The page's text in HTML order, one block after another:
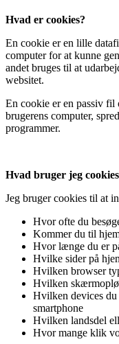
Hvad er cookies?
En cookie er en lille
computer for at kunne
andet bruges til at
websitet.
En cookie er en passiv fil
brugerens computer,
programmer.
Hvad bruger jeg
Jeg bruger cookies til at
Hvor ofte du
Kommer du til
Hvor længe du er
Hvilke sider på
Hvilken browser
Hvilken
Hvilken devices du
smartphone
Hvilken landsdel
Hvor mange klik